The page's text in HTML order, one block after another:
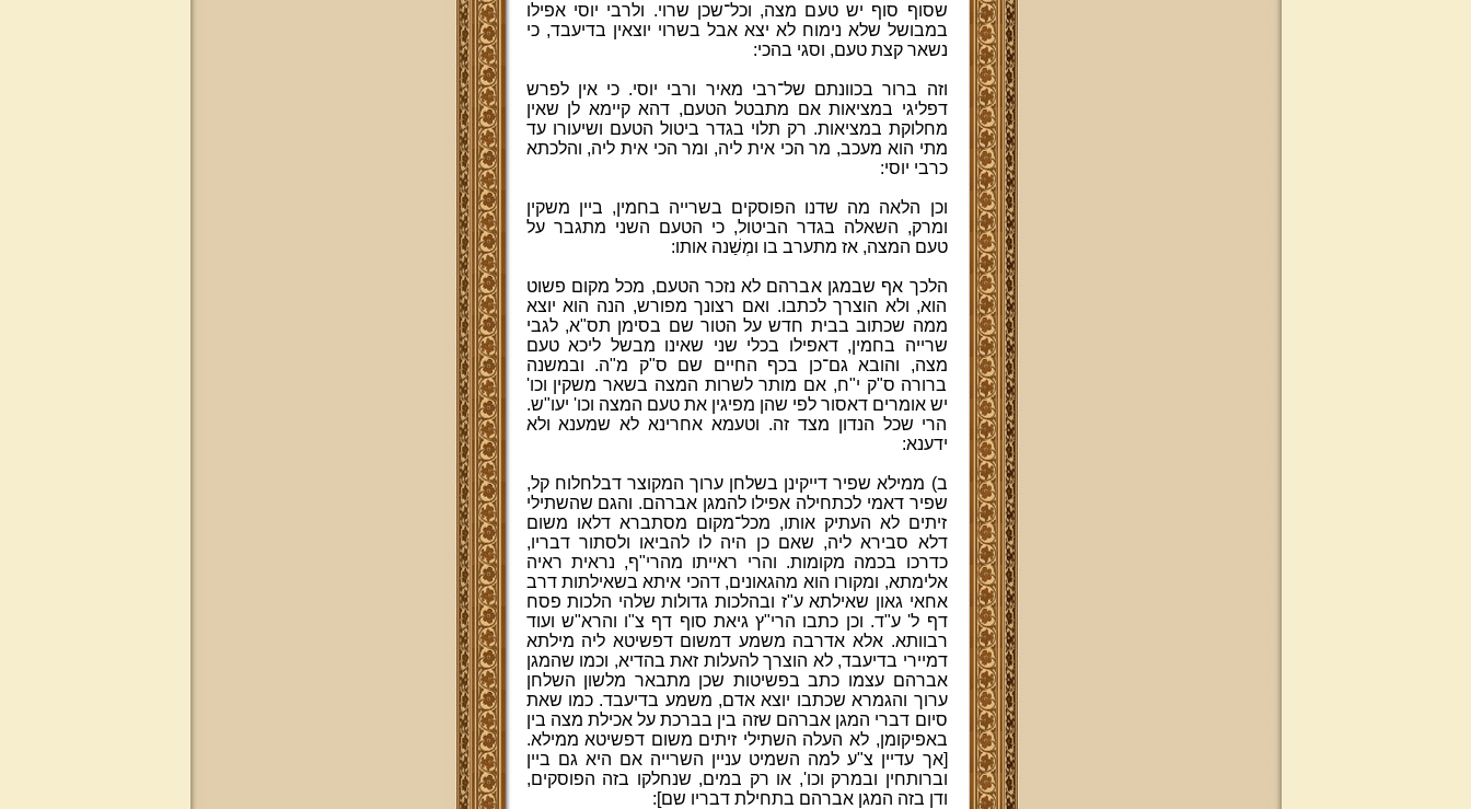
שסוף סוף יש טעם מצה, וכל־שכן שרוי. ולרבי יוסי אפילו
במבושל שלא נימוח לא יצא אבל בשרוי יוצאין בדיעבד, כי
נשאר קצת טעם, וסגי בהכי:
וזה ברור בכוונתם של־רבי מאיר ורבי יוסי. כי אין לפרש
דפליגי במציאות אם מתבטל הטעם, דהא קיימא לן שאין
מחלוקת במציאות. רק תלוי בגדר ביטול הטעם ושיעורו עד
מתי הוא מעכב, מר הכי אית ליה, ומר הכי אית ליה, והלכתא
כרבי יוסי:
וכן הלאה מה שדנו הפוסקים בשרייה בחמין, ביין משקין
ומרק, השאלה בגדר הביטול, כי הטעם השני מתגבר על
טעם המצה, אז מתערב בו ומְשַׁנה אותו:
הלכך אף שבמגן אברהם לא נזכר הטעם, מכל מקום פשוט
הוא, ולא הוצרך לכתבו. ואם רצונך מפורש, הנה הוא יוצא
ממה שכתוב בבית חדש על הטור שם בסימן תס"א, לגבי
שרייה בחמין, דאפילו בכלי שני שאינו מבשל ליכא טעם
מצה, והובא גם־כן בכף החיים שם ס"ק מ"ה. ובמשנה
ברורה ס"ק י"ח, אם מותר לשרות המצה בשאר משקין וכו'
יש אומרים דאסור לפי שהן מפיגין את טעם המצה וכו' יעו"ש.
הרי שכל הנדון מצד זה. וטעמא אחרינא לא שמענא ולא
ידענא:
ב) ממילא שפיר דייקינן בשלחן ערוך המקוצר דבלחלוח קל,
שפיר דאמי לכתחילה אפילו להמגן אברהם. והגם שהשתילי
זיתים לא העתיק אותו, מכל־מקום מסתברא דלאו משום
דלא סבירא ליה, שאם כן היה לו להביאו ולסתור דבריו,
כדרכו בכמה מקומות. והרי ראייתו מהרי"ף, נראית ראיה
אלימתא, ומקורו הוא מהגאונים, דהכי איתא בשאילתות דרב
אחאי גאון שאילתא ע"ז ובהלכות גדולות שלהי הלכות פסח
דף ל' ע"ד. וכן כתבו הרי"ץ גיאת סוף דף צ"ו והרא"ש ועוד
רבוותא. אלא אדרבה משמע דמשום דפשיטא ליה מילתא
דמיירי בדיעבד, לא הוצרך להעלות זאת בהדיא, וכמו שהמגן
אברהם עצמו כתב בפשיטות שכן מתבאר מלשון השלחן
ערוך והגמרא שכתבו יוצא אדם, משמע בדיעבד. כמו שאת
סיום דברי המגן אברהם שזה בין בברכת על אכילת מצה בין
באפיקומן, לא העלה השתילי זיתים משום דפשיטא ממילא.
[אך עדיין צ"ע למה השמיט עניין השרייה אם היא גם ביין
וברותחין ובמרק וכו', או רק במים, שנחלקו בזה הפוסקים,
ודן בזה המגן אברהם בתחילת דבריו שם]: